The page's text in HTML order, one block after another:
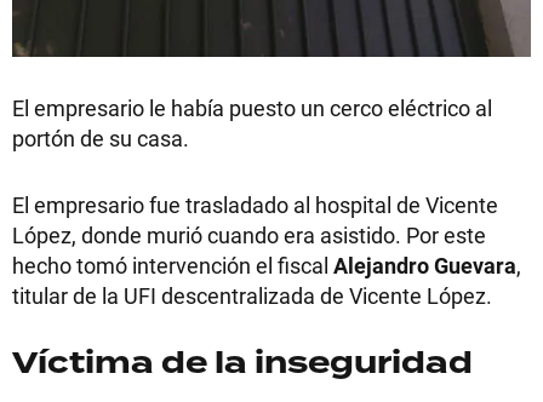
El empresario le había puesto un cerco eléctrico al
portón de su casa.
El empresario fue trasladado al hospital de Vicente
López, donde murió cuando era asistido. Por este
hecho tomó intervención el fiscal Alejandro Guevara,
titular de la UFI descentralizada de Vicente López.
Víctima de la inseguridad